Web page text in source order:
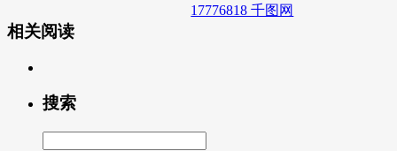
17776818 千图网
相关阅读
搜索